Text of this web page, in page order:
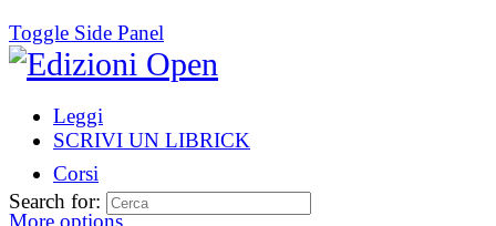
Toggle Side Panel
Leggi
SCRIVI UN LIBRICK
Corsi
More options
Search for: